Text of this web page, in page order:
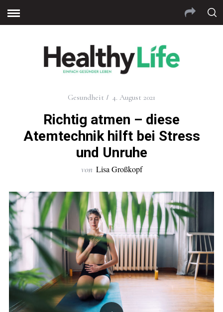
jojobet Jojobet Giriş
Gesundheit 4. August 2021
Richtig atmen – diese
Atemtechnik hilft bei Stress
und Unruhe
von Lisa Großkopf